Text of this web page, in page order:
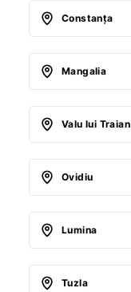
Constanţa
Mangalia
Valu lui Traian
Ovidiu
Lumina
Tuzla